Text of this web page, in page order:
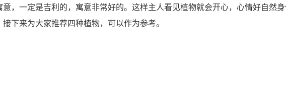
一定是吉利的，寓意非常好的。这样主人看见植物就会开心，心情好自然
下来为大家推荐四种植物，可以作为参考。